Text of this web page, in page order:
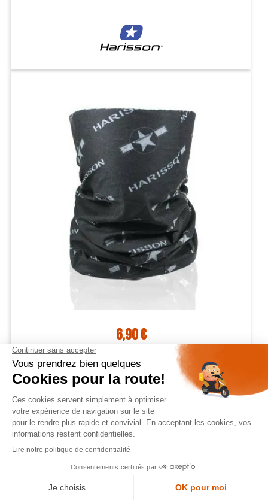
6,90 €
HARISSON tube tour de cou masque bonnet Microfibre
homme femme moto scooter HA914
 